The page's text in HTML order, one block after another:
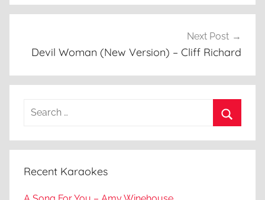
Next Post
Devil Woman (New Version) – Cliff Richard
Search
Recent Karaokes